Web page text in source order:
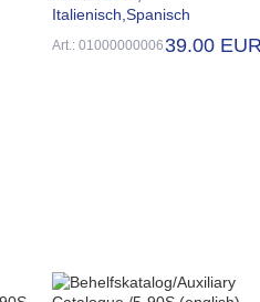
Italienisch,Spanisch
Art.: 01000000006 39.00